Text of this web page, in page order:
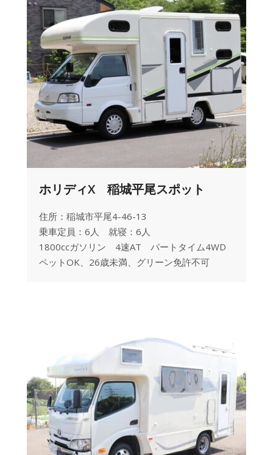
ホリディX 稲城平尾スポット
住所：稲城市平尾4-46-13
乗車定員：6人 就寝：6人
1800ccガソリン 4速AT パートタイム4WD
ペットOK、26歳未満、グリーン免許不可